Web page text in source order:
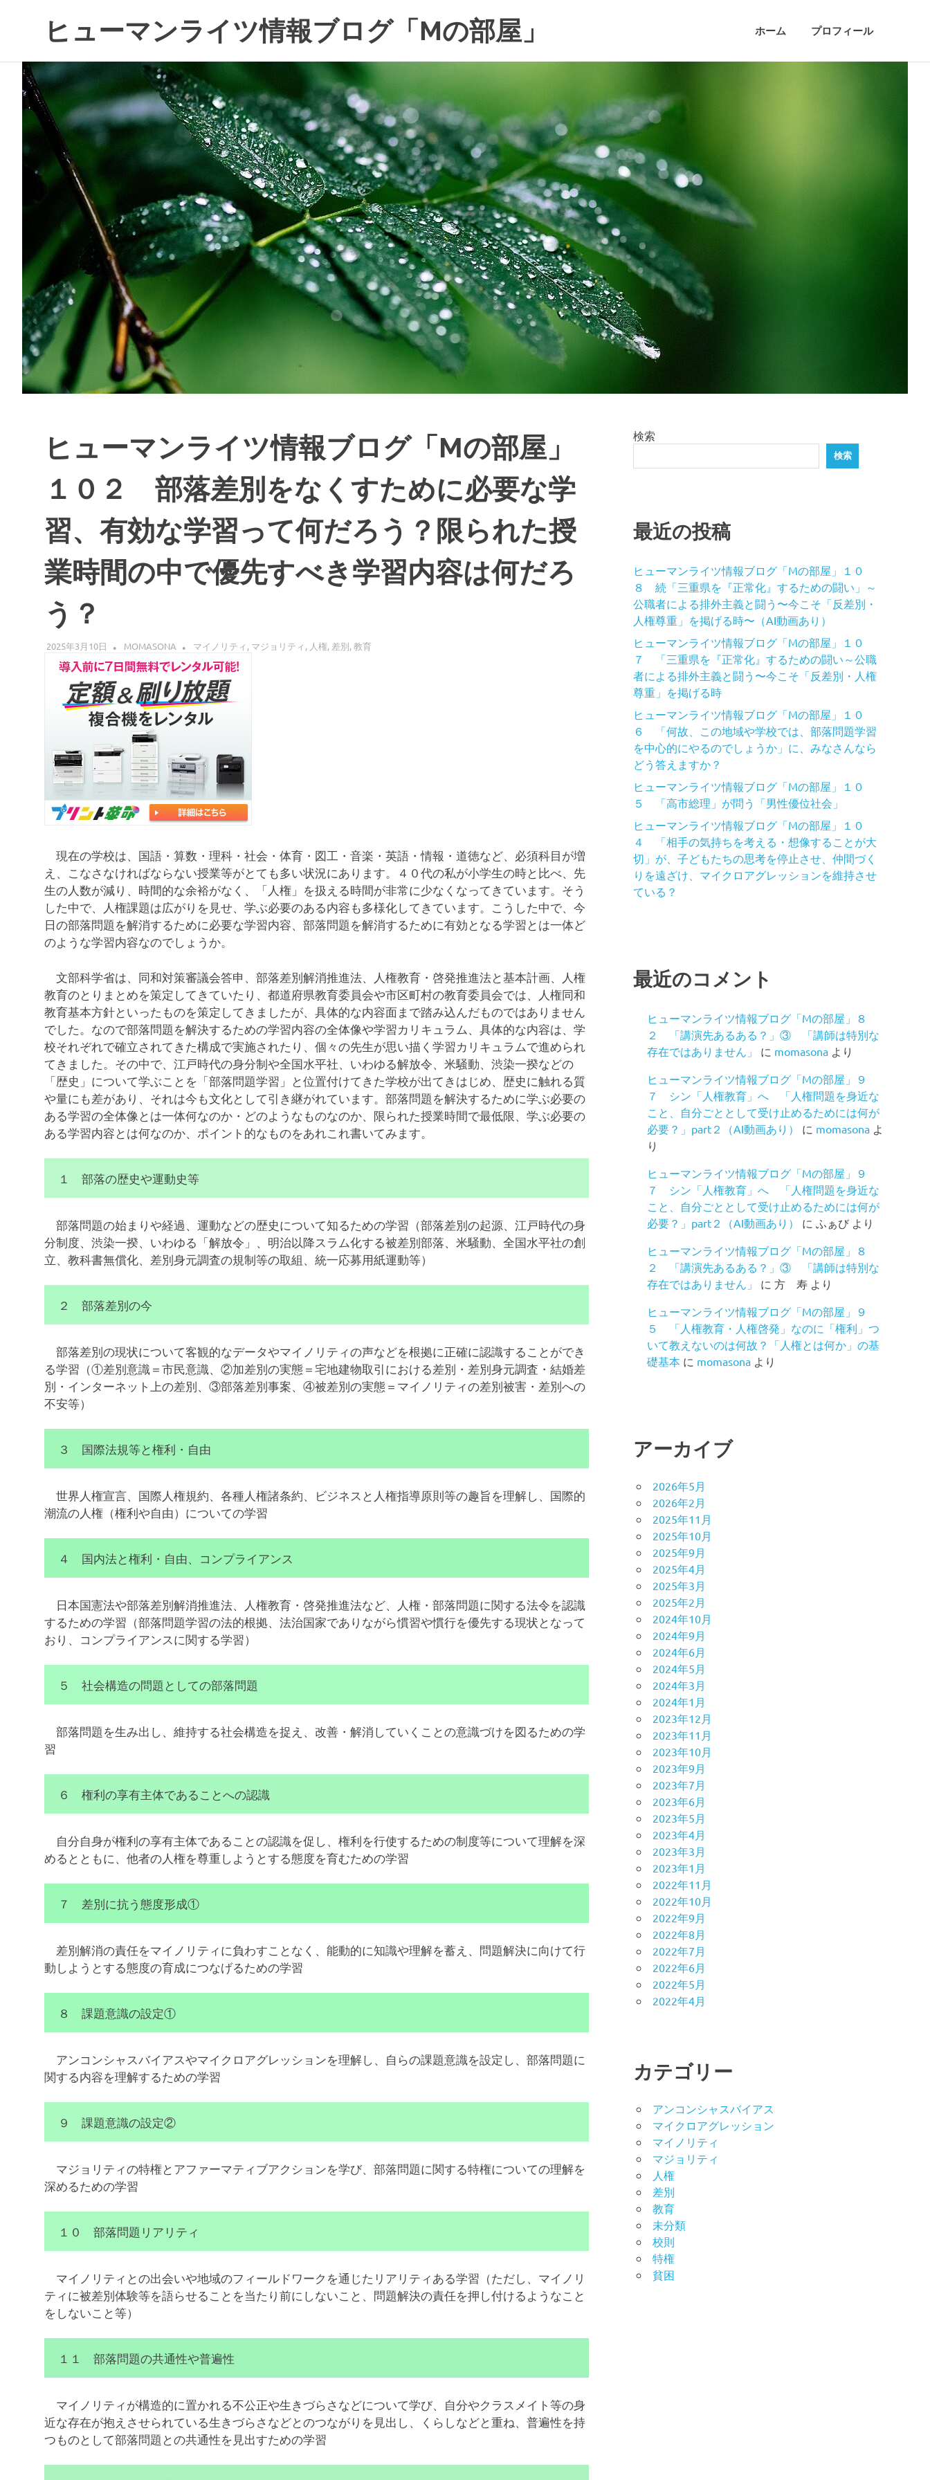
ヒューマンライツ情報ブログ「Mの部屋」
て
の
人
し」
が
れ
る
世
界
へ
ホーム プロフィール
ヒューマンライツ情報ブログ「Mの部屋」
１０２ 部落差別をなくすために必要な学
習、有効な学習って何だろう？限られた授
業時間の中で優先すべき学習内容は何だろ
う？
2025年3月10日 MOMASONA マイノリティ , マジョリティ , 人権, 差別,教育
現在の学校は、国語・算数・理科・社会・体育・図工・音楽・英語・情報・道徳など、必須科目が増
え、こなさなければならない授業等がとても多い状況にあります。４０代の私が小学生の時と比べ、先
生の人数が減り、時間的な余裕がなく、「人権」を扱える時間が非常に少なくなってきています。そう
した中で、人権課題は広がりを見せ、学ぶ必要のある内容も多様化してきています。こうした中で、今
日の部落問題を解消するために必要な学習内容、部落問題を解消するために有効となる学習とは一体ど
のような学習内容なのでしょうか。
文部科学省は、同和対策審議会答申、部落差別解消推進法、人権教育・啓発推進法と基本計画、人権
教育のとりまとめを策定してきていたり、都道府県教育委員会や市区町村の教育委員会では、人権同和
教育基本方針といったものを策定してきましたが、具体的な内容面まで踏み込んだものではありません
でした。なので部落問題を解決するための学習内容の全体像や学習カリキュラム、具体的な内容は、学
校それぞれで確立されてきた構成で実施されたり、個々の先生が思い描く学習カリキュラムで進められ
てきました。その中で、江戸時代の身分制や全国水平社、いわゆる解放令、米騒動、渋染一揆などの
「歴史」について学ぶことを「部落問題学習」と位置付けてきた学校が出てきはじめ、歴史に触れる質
や量にも差があり、それは今も文化として引き継がれています。部落問題を解決するために学ぶ必要の
ある学習の全体像とは一体何なのか・どのようなものなのか、限られた授業時間で最低限、学ぶ必要の
ある学習内容とは何なのか、ポイント的なものをあれこれ書いてみます。
１ 部落の歴史や運動史等
部落問題の始まりや経過、運動などの歴史について知るための学習（部落差別の起源、江戸時代の身
分制度、渋染一揆、いわゆる「解放令」、明治以降スラム化する被差別部落、米騒動、全国水平社の創
立、教科書無償化、差別身元調査の規制等の取組、統一応募用紙運動等）
２ 部落差別の今
部落差別の現状について客観的なデータやマイノリティの声などを根拠に正確に認識することができ
る学習（①差別意識＝市民意識、②加差別の実態＝宅地建物取引における差別・差別身元調査・結婚差
別・インターネット上の差別、③部落差別事案、④被差別の実態＝マイノリティの差別被害・差別への
不安等）
３ 国際法規等と権利・自由
世界人権宣言、国際人権規約、各種人権諸条約、ビジネスと人権指導原則等の趣旨を理解し、国際的
潮流の人権（権利や自由）についての学習
４ 国内法と権利・自由、コンプライアンス
日本国憲法や部落差別解消推進法、人権教育・啓発推進法など、人権・部落問題に関する法令を認識
するための学習（部落問題学習の法的根拠、法治国家でありながら慣習や慣行を優先する現状となって
おり、コンプライアンスに関する学習）
５ 社会構造の問題としての部落問題
部落問題を生み出し、維持する社会構造を捉え、改善・解消していくことの意識づけを図るための学
習
６ 権利の享有主体であることへの認識
自分自身が権利の享有主体であることの認識を促し、権利を行使するための制度等について理解を深
めるとともに、他者の人権を尊重しようとする態度を育むための学習
７ 差別に抗う態度形成①
差別解消の責任をマイノリティに負わすことなく、能動的に知識や理解を蓄え、問題解決に向けて行
動しようとする態度の育成につなげるための学習
８ 課題意識の設定①
アンコンシャスバイアスやマイクロアグレッションを理解し、自らの課題意識を設定し、部落問題に
関する内容を理解するための学習
９ 課題意識の設定②
マジョリティの特権とアファーマティブアクションを学び、部落問題に関する特権についての理解を
深めるための学習
１０ 部落問題リアリティ
マイノリティとの出会いや地域のフィールドワークを通じたリアリティある学習（ただし、マイノリ
ティに被差別体験等を語らせることを当たり前にしないこと、問題解決の責任を押し付けるようなこと
をしないこと等）
１１ 部落問題の共通性や普遍性
マイノリティが構造的に置かれる不公正や生きづらさなどについて学び、自分やクラスメイト等の身
近な存在が抱えさせられている生きづらさなどとのつながりを見出し、くらしなどと重ね、普遍性を持
つものとして部落問題との共通性を見出すための学習
検索
検索
最近の投稿
ヒューマンライツ情報ブログ「Mの部屋」１０
８ 続「三重県を『正常化』するための闘い」～
公職者による排外主義と闘う〜今こそ「反差別・
人権尊重」を掲げる時〜（AI動画あり）
ヒューマンライツ情報ブログ「Mの部屋」１０
７ 「三重県を『正常化』するための闘い～公職
者による排外主義と闘う〜今こそ「反差別・人権
尊重」を掲げる時
ヒューマンライツ情報ブログ「Mの部屋」１０
６ 「何故、この地域や学校では、部落問題学習
を中心的にやるのでしょうか」に、みなさんなら
どう答えますか？
ヒューマンライツ情報ブログ「Mの部屋」１０
５ 「高市総理」が問う「男性優位社会」
ヒューマンライツ情報ブログ「Mの部屋」１０
４ 「相手の気持ちを考える・想像することが大
切」が、子どもたちの思考を停止させ、仲間づく
りを遠ざけ、マイクロアグレッションを維持させ
ている？
最近のコメント
ヒューマンライツ情報ブログ「Mの部屋」８
２ 「講演先あるある？」③ 「講師は特別な
存在ではありません」
に momasona より
ヒューマンライツ情報ブログ「Mの部屋」９
７ シン「人権教育」へ 「人権問題を身近な
こと、自分ごととして受け止めるためには何が
必要？」part２（AI動画あり）
に momasona よ
り
ヒューマンライツ情報ブログ「Mの部屋」９
７ シン「人権教育」へ 「人権問題を身近な
こと、自分ごととして受け止めるためには何が
必要？」part２（AI動画あり）
に ふぁび より
ヒューマンライツ情報ブログ「Mの部屋」８
２ 「講演先あるある？」③ 「講師は特別な
存在ではありません」
に方 寿 より
ヒューマンライツ情報ブログ「Mの部屋」９
５ 「人権教育・人権啓発」なのに「権利」つ
いて教えないのは何故？「人権とは何か」の基
礎基本 に momasona より
アーカイブ
2026年5月
2026年2月
2025年11月
2025年10月
2025年9月
2025年4月
2025年3月
2025年2月
2024年10月
2024年9月
2024年6月
2024年5月
2024年3月
2024年1月
2023年12月
2023年11月
2023年10月
2023年9月
2023年7月
2023年6月
2023年5月
2023年4月
2023年3月
2023年1月
2022年11月
2022年10月
2022年9月
2022年8月
2022年7月
2022年6月
2022年5月
2022年4月
カテゴリー
アンコンシャスバイアス
マイクロアグレッション
マイノリティ
マジョリティ
人権
差別
教育
未分類
校則
特権
貧困